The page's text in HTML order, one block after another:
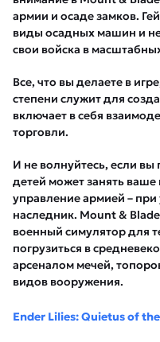
армии и осаде замков.
виды осадных машин и
свои войска в
Все, что вы делаете в
степени служит для
включает в себя
торговли.
И не волнуйтесь, если
детей может занять ваше
управление армией – при
наследник. Mount &
военный симулятор для
погрузиться в
арсеналом мечей,
видов вооружения.
Ender Lilies: Quietus of